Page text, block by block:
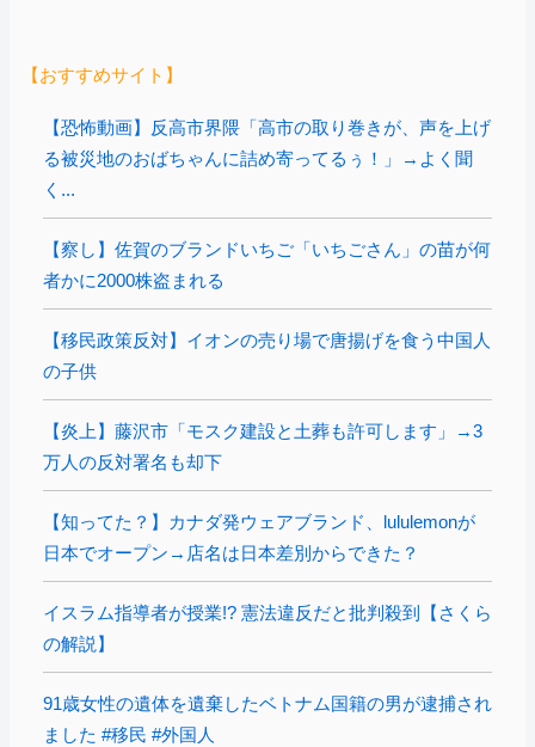
【おすすめサイト】
【恐怖動画】反高市界隈「高市の取り巻きが、声を上げ
る被災地のおばちゃんに詰め寄ってるぅ！」→よく聞
く...
【察し】佐賀のブランドいちご「いちごさん」の苗が何
者かに2000株盗まれる
【移民政策反対】イオンの売り場で唐揚げを食う中国人
の子供
【炎上】藤沢市「モスク建設と土葬も許可します」→3
万人の反対署名も却下
【知ってた？】カナダ発ウェアブランド、lululemonが
日本でオープン→店名は日本差別からできた？
イスラム指導者が授業!? 憲法違反だと批判殺到【さくら
の解説】
91歳女性の遺体を遺棄したベトナム国籍の男が逮捕され
ました #移民 #外国人